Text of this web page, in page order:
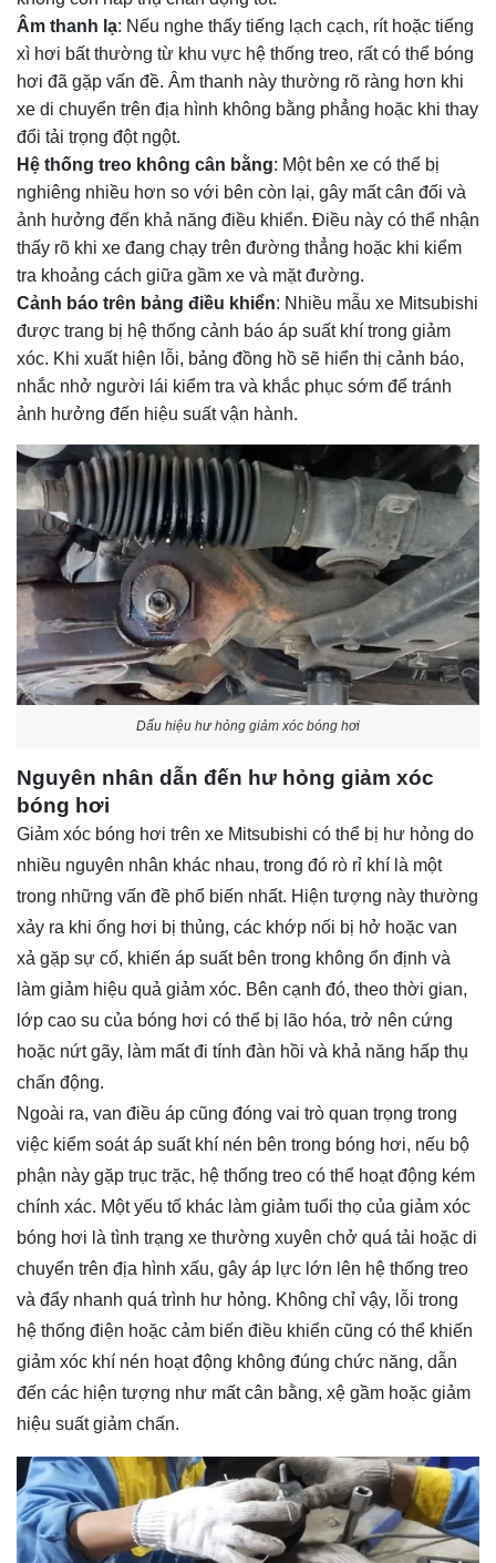
Âm thanh lạ: Nếu nghe thấy tiếng lạch cạch, rít hoặc tiếng
xì hơi bất thường từ khu vực hệ thống treo, rất có thể bóng
hơi đã gặp vấn đề. Âm thanh này thường rõ ràng hơn khi
xe di chuyển trên địa hình không bằng phẳng hoặc khi thay
đổi tải trọng đột ngột.
Hệ thống treo không cân bằng: Một bên xe có thể bị
nghiêng nhiều hơn so với bên còn lại, gây mất cân đối và
ảnh hưởng đến khả năng điều khiển. Điều này có thể nhận
thấy rõ khi xe đang chạy trên đường thẳng hoặc khi kiểm
tra khoảng cách giữa gầm xe và mặt đường.
Cảnh báo trên bảng điều khiển: Nhiều mẫu xe Mitsubishi
được trang bị hệ thống cảnh báo áp suất khí trong giảm
xóc. Khi xuất hiện lỗi, bảng đồng hồ sẽ hiển thị cảnh báo,
nhắc nhở người lái kiểm tra và khắc phục sớm để tránh
ảnh hưởng đến hiệu suất vận hành.
Dấu hiệu hư hỏng giảm xóc bóng hơi
Nguyên nhân dẫn đến hư hỏng giảm xóc
bóng hơi
Giảm xóc bóng hơi trên xe Mitsubishi có thể bị hư hỏng do
nhiều nguyên nhân khác nhau, trong đó rò rỉ khí là một
trong những vấn đề phổ biến nhất. Hiện tượng này thường
xảy ra khi ống hơi bị thủng, các khớp nối bị hở hoặc van
xả gặp sự cố, khiến áp suất bên trong không ổn định và
làm giảm hiệu quả giảm xóc. Bên cạnh đó, theo thời gian,
lớp cao su của bóng hơi có thể bị lão hóa, trở nên cứng
hoặc nứt gãy, làm mất đi tính đàn hồi và khả năng hấp thụ
chấn động.
Ngoài ra, van điều áp cũng đóng vai trò quan trọng trong
việc kiểm soát áp suất khí nén bên trong bóng hơi, nếu bộ
phận này gặp trục trặc, hệ thống treo có thể hoạt động kém
chính xác. Một yếu tố khác làm giảm tuổi thọ của giảm xóc
bóng hơi là tình trạng xe thường xuyên chở quá tải hoặc di
chuyển trên địa hình xấu, gây áp lực lớn lên hệ thống treo
và đẩy nhanh quá trình hư hỏng. Không chỉ vậy, lỗi trong
hệ thống điện hoặc cảm biến điều khiển cũng có thể khiến
giảm xóc khí nén hoạt động không đúng chức năng, dẫn
đến các hiện tượng như mất cân bằng, xệ gầm hoặc giảm
hiệu suất giảm chấn.